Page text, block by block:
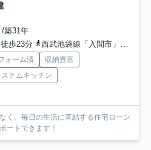
築31年
歩23分
西武池袋線「入間市」駅 徒歩30分
ォーム済
収納豊富
ステムキッチン
く、毎日の生活に直結する住宅ローン
ートできます！